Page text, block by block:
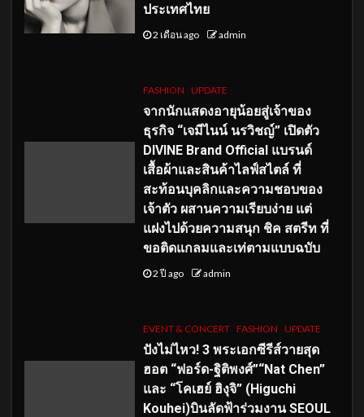
ประเทศไทย
2 เดือน ago admin
FASHION UPDATE
จากนักแสดงอายุน้อยสู่เจ้าของ
ธุรกิจ “เจมีไนน์ นรวิชญ์” เปิดตัว
DIVINE Brand Official แบรนด์
เสื้อผ้าและสินค้าไลฟ์สไตล์ ที่
สะท้อนบุคลิกและความชอบของ
เจ้าตัว ผสานความเรียบง่าย แต่
แฝงไปด้วยความสนุก ชิค สตรีท ที่
ขอติดแกลมและเท่ตามแบบฉบับ
2 ปี ago admin
EVENT & CONCERT FASHION UPDATE
ปังไม่ไหว! 3 พระเอกซีรีส์วายสุด
ฮอต “ฟอร์ด-ฐิติพงศ์”“Nat Chen”
และ “โคเฮย์ ฮิงุจิ” (Higuchi
Kouhei)บินลัดฟ้าร่วมงาน SEOUL